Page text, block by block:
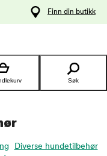
Finn din butikk
Søk
Diverse hundetilbehør